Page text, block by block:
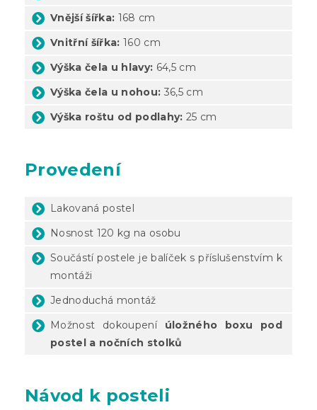
Vnější šířka: 168 cm
Vnitřní šířka:160 cm
Výška čela u hlavy: 64,5 cm
Výška čela u nohou: 36,5 cm
Výška roštu od podlahy: 25 cm
Provedení
Lakovaná postel
Nosnost 120 kg na osobu
Součástí postele je balíček s příslušenstvím k
montáži
Jednoduchá montáž
Možnost dokoupení úložného boxu pod
postel a nočních stolků
Návod k posteli